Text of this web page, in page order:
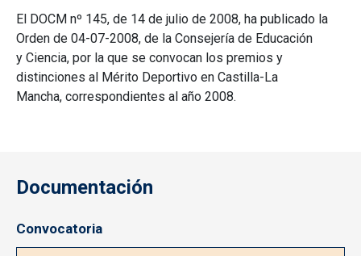
El DOCM nº 145, de 14 de julio de 2008, ha publicado la
Orden de 04-07-2008, de la Consejería de Educación
y Ciencia, por la que se convocan los premios y
distinciones al Mérito Deportivo en Castilla-La
Mancha, correspondientes al año 2008.
Documentación
Convocatoria